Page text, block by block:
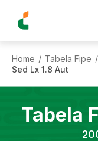
Home / Tabela Fipe /
Sed Lx 1.8 Aut
Tabela